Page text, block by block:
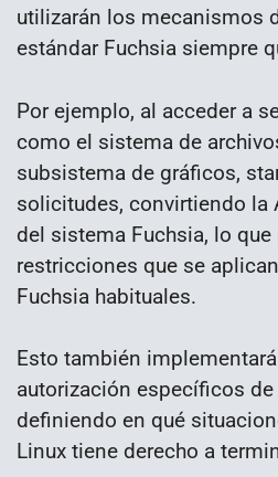
utilizarán los mecanismos
estándar Fuchsia siempre
Por ejemplo, al acceder a
como el sistema de
subsistema de gráficos,
solicitudes, convirtiendo la
del sistema Fuchsia, lo
restricciones que se
Fuchsia habituales.
Esto también
autorización específicos
definiendo en qué
Linux tiene derecho a